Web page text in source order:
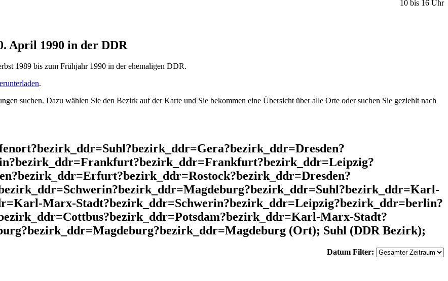
10 bis 16 Uhr
April 1990 in der DDR
1989 bis zum Frühjahr 1990 in der ehemaligen DDR.
.
suchen. Dazu wählen Sie den Bezirk auf der Karte und Sie bekommen eine Übersicht über alle Orte oder suchen Sie geziehlt nach
Marx-Stadt?bezirk_ddr=Schwerin?bezirk_ddr=Leipzig?bezirk_ddr=berlin?
Marx-Stadt?
(Ort); Suhl (DDR Bezirk);
Datum Filter: